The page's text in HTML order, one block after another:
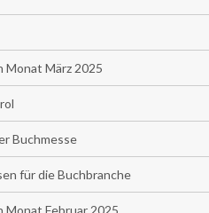
März 2025
Buchmesse
für die Buchbranche
Februar 2025